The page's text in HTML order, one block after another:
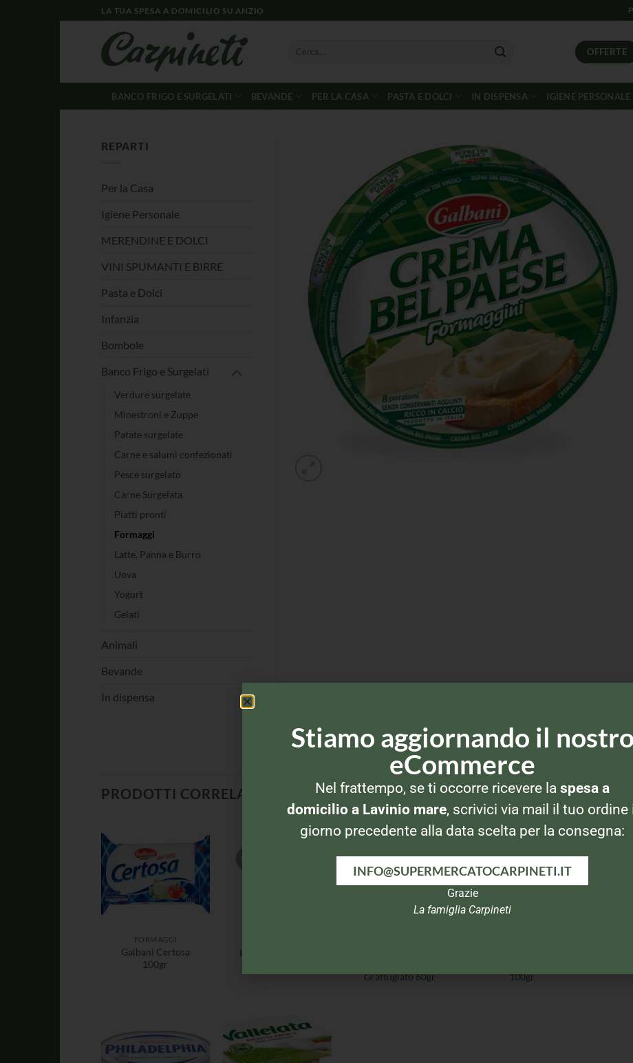
LA TUA SPESA A DOMICILIO SU ANZIO
OFFERTE
BANCO FRIGO E SURGELATI BEVANDE PER LA CASA PASTA E DOLCI IN DISPENSA IGIENE PERSONALE
REPARTI
Per la Casa
Igiene Personale
MERENDINE E DOLCI
VINI SPUMANTI E BIRRE
Pasta e Dolci
Infanzia
Bombole
Banco Frigo e Surgelati
Verdure surgelate
Minestroni e Zuppe
Patate surgelate
Carne e salumi confezionati
Pesce surgelato
Carne Surgelata
Piatti pronti
Formaggi
Latte, Panna e Burro
Uova
Yogurt
Gelati
Animali
Bevande
In dispensa
PRODOTTI CORRELATI
FORMAGGI
Galbani Certosa
100gr
Kraft Jocca 175gr
Grattugiato 60gr
100gr
Stiamo aggiornando il nostro
eCommerce
Nel frattempo, se ti occorre ricevere la spesa a
domicilio a Lavinio mare, scrivici via mail il tuo ordine
giorno precedente alla data scelta per la consegna:
INFO@SUPERMERCATOCARPINETI.IT
Grazie
La famiglia Carpineti